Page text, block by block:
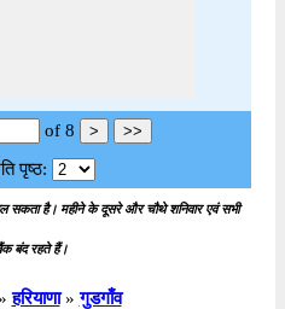
of 8
पृष्ठ:
सकता है। महीने के दूसरे और चौथे शनिवार एवं सभी
बैंक बंद रहते हैं।
हरियाणा » गुडगाँव